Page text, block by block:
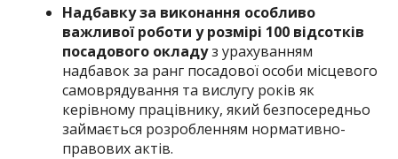
Надбавку за виконання особливо
важливої роботи у розмірі 100 відсотків
посадового окладуз урахуванням
надбавок за ранг посадової особи місцевого
самоврядування та вислугу років як
керівному працівнику, який безпосередньо
займається розробленням нормативно-
правових актів.